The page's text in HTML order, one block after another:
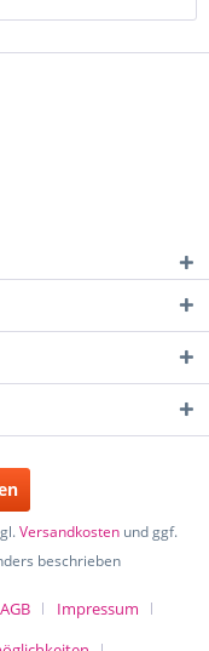
Versandkosten und ggf.
beschrieben
AGB
Impressum